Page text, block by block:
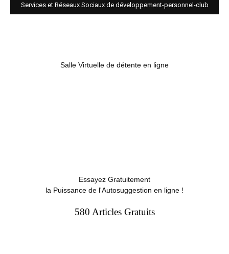
Services et Réseaux Sociaux de développement-personnel-club
Salle Virtuelle de détente en ligne
Essayez Gratuitement
la Puissance de l'Autosuggestion en ligne !
580 Articles Gratuits